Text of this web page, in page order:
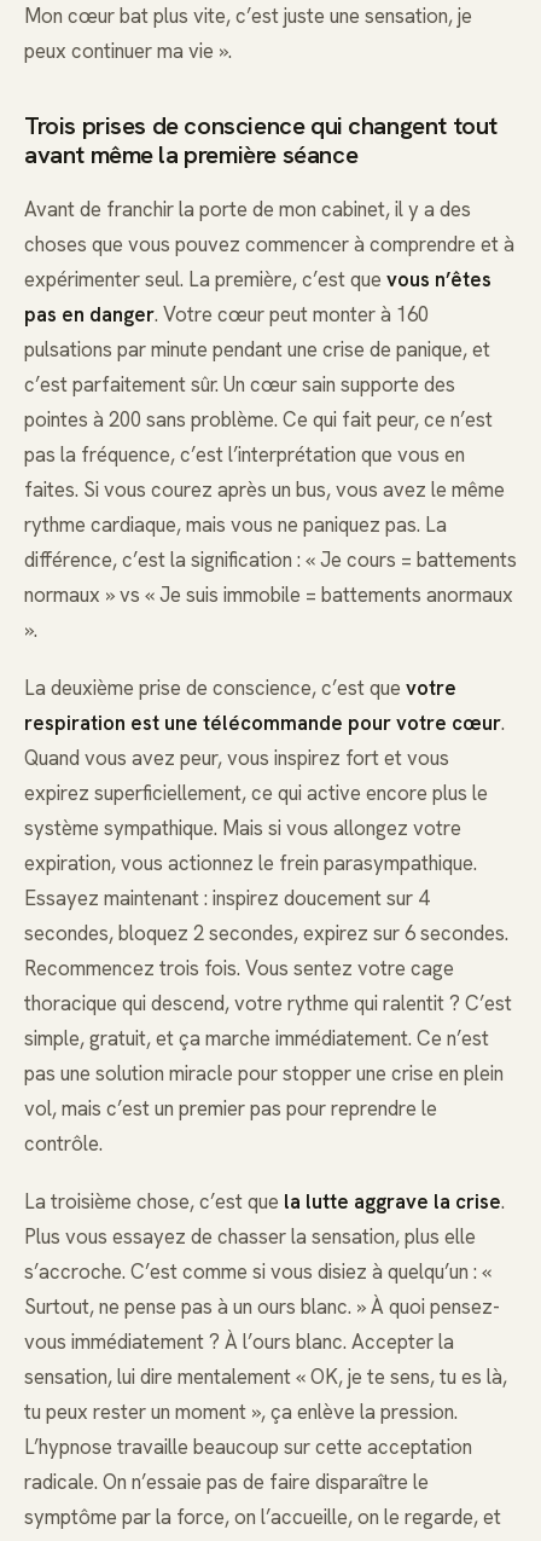
Mon cœur bat plus vite, c’est juste une sensation, je
peux continuer ma vie ».
Trois prises de conscience qui changent tout
avant même la première séance
Avant de franchir la porte de mon cabinet, il y a des
choses que vous pouvez commencer à comprendre et à
expérimenter seul. La première, c’est que vous n’êtes
pas en danger. Votre cœur peut monter à 160
pulsations par minute pendant une crise de panique, et
c’est parfaitement sûr. Un cœur sain supporte des
pointes à 200 sans problème. Ce qui fait peur, ce n’est
pas la fréquence, c’est l’interprétation que vous en
faites. Si vous courez après un bus, vous avez le même
rythme cardiaque, mais vous ne paniquez pas. La
différence, c’est la signification : « Je cours = battements
normaux » vs « Je suis immobile = battements anormaux
».
La deuxième prise de conscience, c’est que votre
respiration est une télécommande pour votre cœur.
Quand vous avez peur, vous inspirez fort et vous
expirez superficiellement, ce qui active encore plus le
système sympathique. Mais si vous allongez votre
expiration, vous actionnez le frein parasympathique.
Essayez maintenant : inspirez doucement sur 4
secondes, bloquez 2 secondes, expirez sur 6 secondes.
Recommencez trois fois. Vous sentez votre cage
thoracique qui descend, votre rythme qui ralentit ? C’est
simple, gratuit, et ça marche immédiatement. Ce n’est
pas une solution miracle pour stopper une crise en plein
vol, mais c’est un premier pas pour reprendre le
contrôle.
La troisième chose, c’est que la lutte aggrave la crise.
Plus vous essayez de chasser la sensation, plus elle
s’accroche. C’est comme si vous disiez à quelqu’un : «
Surtout, ne pense pas à un ours blanc. » À quoi pensez-
vous immédiatement ? À l’ours blanc. Accepter la
sensation, lui dire mentalement « OK, je te sens, tu es là,
tu peux rester un moment », ça enlève la pression.
L’hypnose travaille beaucoup sur cette acceptation
radicale. On n’essaie pas de faire disparaître le
symptôme par la force, on l’accueille, on le regarde, et